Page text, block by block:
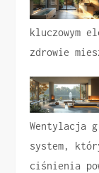
kluczowym
zdrowie
Wentylacja
system,
ciśnienia